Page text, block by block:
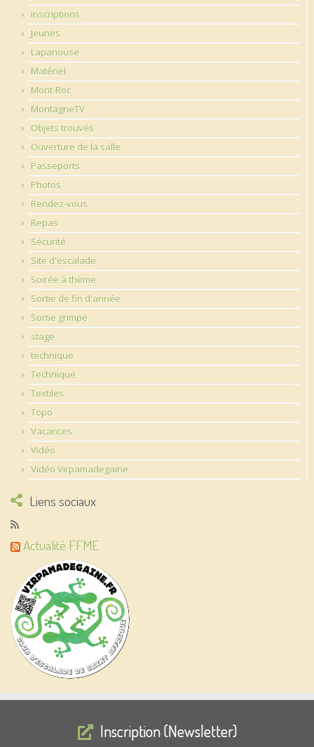
inscriptions
Jeunes
Lapanouse
Matériel
Mont-Roc
MontagneTV
Objets trouvés
Ouverture de la salle
Passeports
Photos
Rendez-vous
Repas
Sécurité
Site d'escalade
Soirée à thème
Sortie de fin d'année
Sortie grimpe
stage
technique
Technique
Textiles
Topo
Vacances
Vidéo
Vidéo Virpamadegaine
Liens sociaux
Actualité FFME
Inscription (Newsletter)